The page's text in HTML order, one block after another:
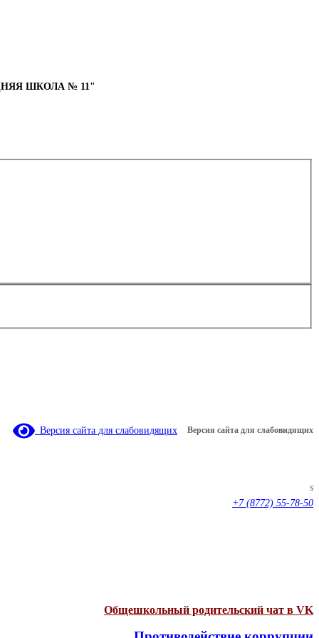
ШКОЛА № 11"
Версия сайта для слабовидящих Версия сайта для слабовидящих
s
+7 (8772) 55-78-50
Общешкольный родительский чат в VK